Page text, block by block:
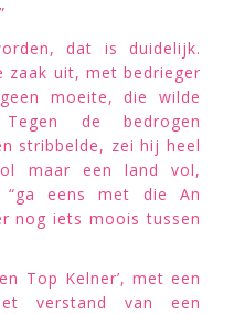
dat is duidelijk.
zaak uit, met bedrieger
moeite, die wilde
de bedrogen
stribbelde, zei hij heel
maar een land vol,
“ga eens met die An
nog iets moois tussen
Top Kelner’, met een
verstand van een